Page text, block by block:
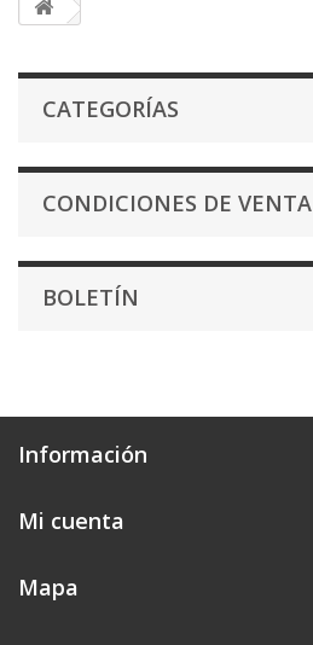
CATEGORÍAS
CONDICIONES DE VENTA
BOLETÍN
Información
Mi cuenta
Mapa